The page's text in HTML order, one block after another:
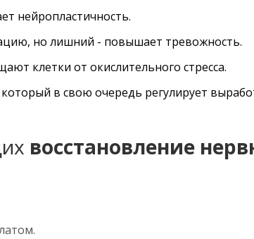
нейропластичность.
но лишний - повышает тревожность.
клетки от окислительного стресса.
в свою очередь регулирует
восстановление